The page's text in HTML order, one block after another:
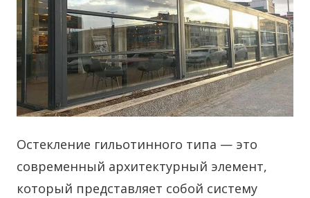
Остекление гильотинного типа — это
современный архитектурный элемент,
который представляет собой систему